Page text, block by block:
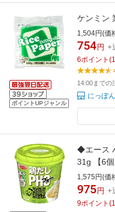
ポイントUPジャンル
ケンミン
1,504円(価
754 円 +
6ポイント (1
14:00までの
にっぽ
◆エース
31g 【6個
1,575円(価
975 円 +
9ポイント (1